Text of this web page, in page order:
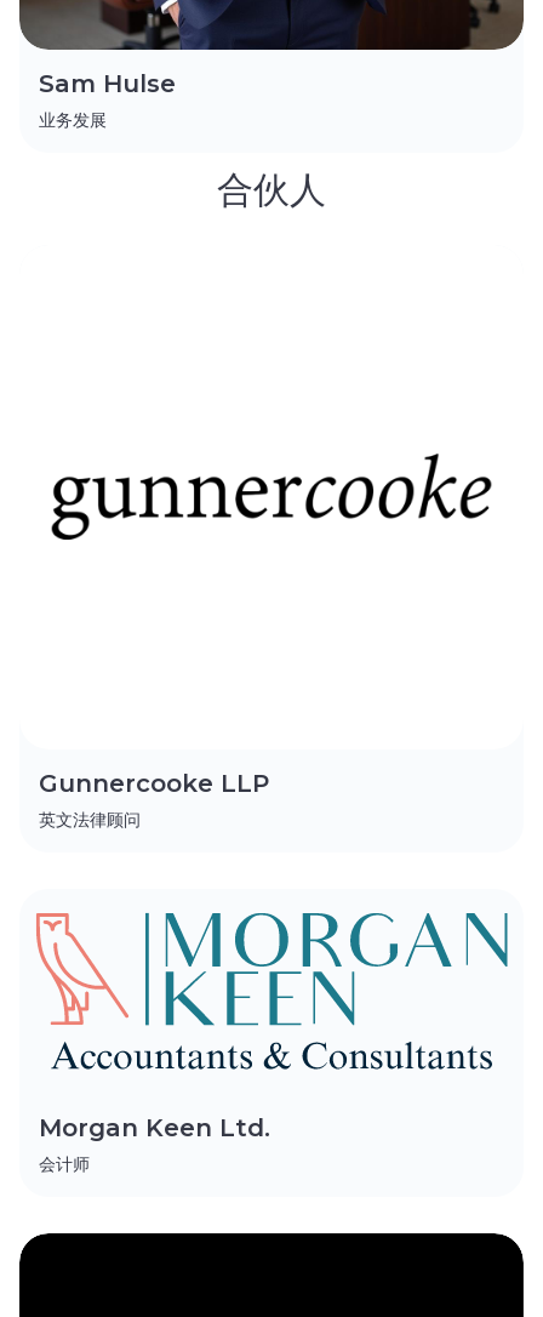
Sam Hulse
业务发展
合伙人
Gunnercooke LLP
英文法律顾问
Morgan Keen Ltd.
会计师